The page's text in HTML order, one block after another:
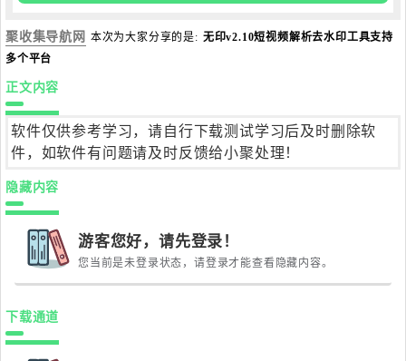
聚收集导航网 本次为大家分享的是: 无印v2.10短视频解析去水印工具支持
多个平台
正文内容
软件仅供参考学习，请自行下载测试学习后及时删除软
件，如软件有问题请及时反馈给小聚处理！
隐藏内容
游客您好，请先登录！
您当前是未登录状态，请登录才能查看隐藏内容。
下载通道